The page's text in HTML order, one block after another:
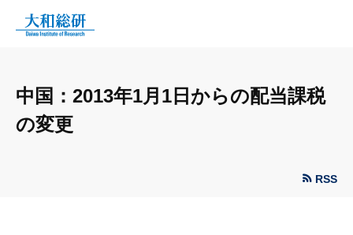
中国：2013年1月1日からの配当課税
の変更
RSS